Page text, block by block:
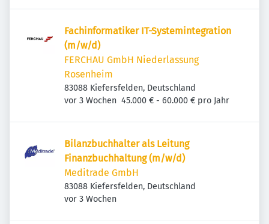
Fach­in­for­ma­tiker IT-Syste­m­in­te­gra­tion
(m/w/d)
FERCHAU GmbH Niederlassung
Rosenheim
83088 Kiefersfelden, Deutschland
Veröffentlicht
vor 3 Wochen 45.000 € - 60.000 € pro Jahr
Bilanzbuchhalter als Leitung
Finanzbuchhaltung (m/w/d)
Meditrade GmbH
83088 Kiefersfelden, Deutschland
Veröffentlicht
vor 3 Wochen